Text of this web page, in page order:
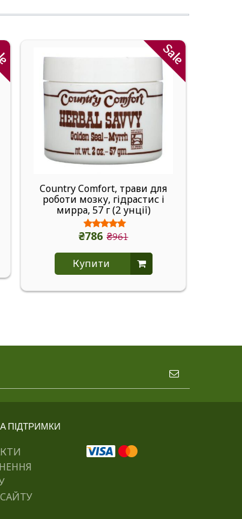
Sale
Country Comfort, трави для
роботи мозку, гідрастис і
мирра, 57 г (2 унції)
₴786 ₴961
Купити
ПІДТРИМКИ